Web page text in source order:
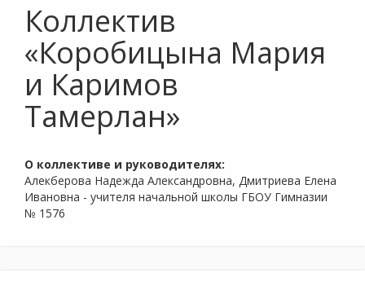
Коллектив
«Коробицына Мария
и Каримов
Тамерлан»
О коллективе и руководителях:
Алекберова Надежда Александровна, Дмитриева Елена
Ивановна - учителя начальной школы ГБОУ Гимназии
№ 1576